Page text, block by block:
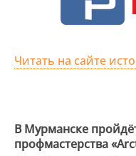
Читать на сайте
В Мурманске
профмастерства